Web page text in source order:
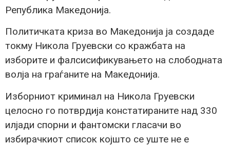
Република Македонија.
Политичката криза во Македонија ја создаде
токму Никола Груевски со кражбата на
изборите и фалсисификувањето на слободната
волја на граѓаните на Македонија.
Изборниот криминал на Никола Груевски
целосно го потврдија констатираните над 330
илјади спорни и фантомски гласачи во
избирачкиот список којшто се уште не е